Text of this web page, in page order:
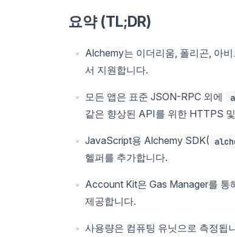
요약 (TL;DR)
Alchemy는 이더리움, 폴리곤, 아
서 지원합니다.
모든 앱은 표준 JSON-RPC 외에
같은 향상된 API를 위한 HTTPS
JavaScript용 Alchemy SDK(
헬퍼를 추가합니다.
Account Kit은 Gas Manager를 통
제공합니다.
사용량은 컴퓨팅 유닛으로 측정됩